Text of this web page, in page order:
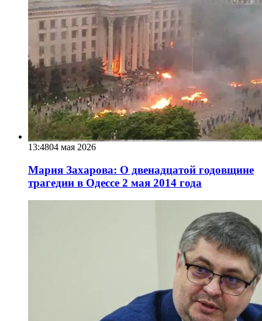
13:4804 мая 2026
Мария Захарова: О двенадцатой годовщине
трагедии в Одессе 2 мая 2014 года